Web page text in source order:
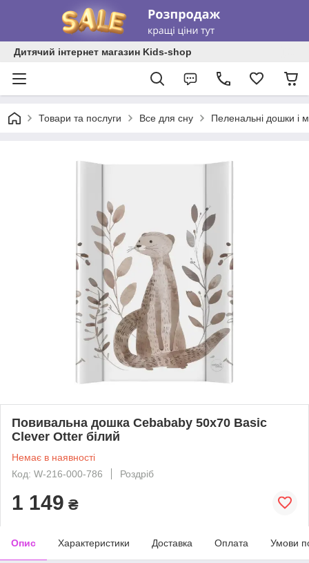
Дитячий інтернет магазин Kids-shop
Товари та послуги Все для сну Пеленальні дошки і
Повивальна дошка Cebababy 50x70 Basic
Clever Otter білий
Немає в наявності
Код: W-216-000-786
Роздріб
1 149 ₴
Опис Характеристики Доставка Оплата Умови